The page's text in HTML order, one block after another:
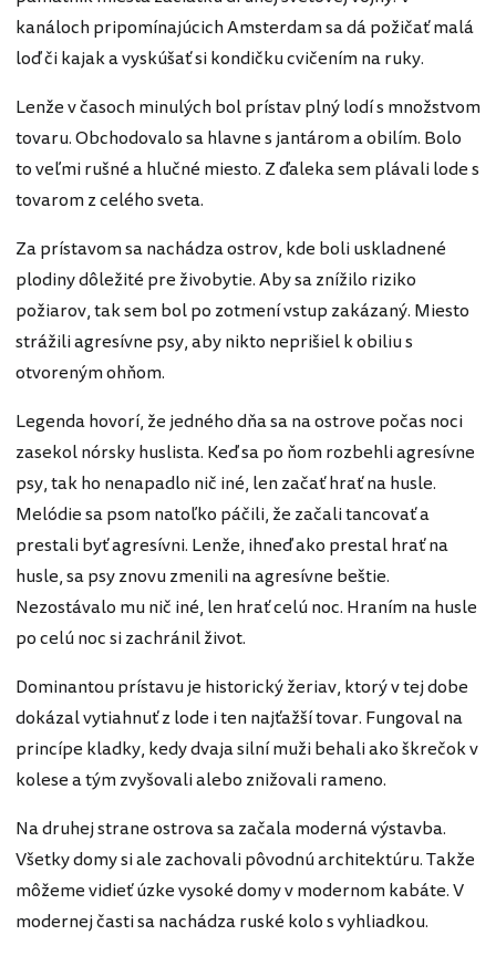
kanáloch pripomínajúcich Amsterdam sa dá požičať malá
loď či kajak a vyskúšať si kondičku cvičením na ruky.
Lenže v časoch minulých bol prístav plný lodí s množstvom
tovaru. Obchodovalo sa hlavne s jantárom a obilím. Bolo
to veľmi rušné a hlučné miesto. Z ďaleka sem plávali lode s
tovarom z celého sveta.
Za prístavom sa nachádza ostrov, kde boli uskladnené
plodiny dôležité pre živobytie. Aby sa znížilo riziko
požiarov, tak sem bol po zotmení vstup zakázaný. Miesto
strážili agresívne psy, aby nikto neprišiel k obiliu s
otvoreným ohňom.
Legenda hovorí, že jedného dňa sa na ostrove počas noci
zasekol nórsky huslista. Keď sa po ňom rozbehli agresívne
psy, tak ho nenapadlo nič iné, len začať hrať na husle.
Melódie sa psom natoľko páčili, že začali tancovať a
prestali byť agresívni. Lenže, ihneď ako prestal hrať na
husle, sa psy znovu zmenili na agresívne beštie.
Nezostávalo mu nič iné, len hrať celú noc. Hraním na husle
po celú noc si zachránil život.
Dominantou prístavu je historický žeriav, ktorý v tej dobe
dokázal vytiahnuť z lode i ten najťažší tovar. Fungoval na
princípe kladky, kedy dvaja silní muži behali ako škrečok v
kolese a tým zvyšovali alebo znižovali rameno.
Na druhej strane ostrova sa začala moderná výstavba.
Všetky domy si ale zachovali pôvodnú architektúru. Takže
môžeme vidieť úzke vysoké domy v modernom kabáte. V
modernej časti sa nachádza ruské kolo s vyhliadkou.